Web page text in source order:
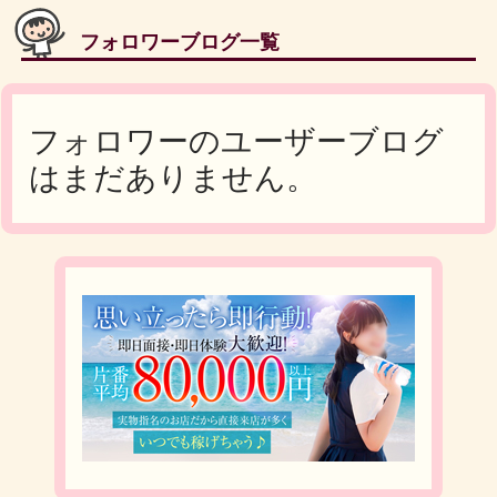
フォロワーブログ一覧
フォロワーのユーザーブログ
はまだありません。